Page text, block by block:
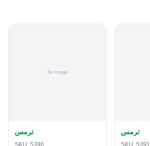
ترمس
SKU: 5396
ترمس
SKU: 5391